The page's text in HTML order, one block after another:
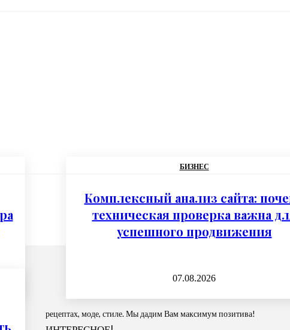
БИЗНЕС
Комплексный анализ сайта:
техническая проверка важна
успешного продвижения
07.08.2026
рецептах, моде, стиле. Мы дадим Вам максимум позитива!